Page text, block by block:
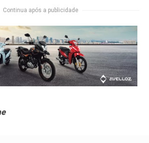
Continua após a publicidade